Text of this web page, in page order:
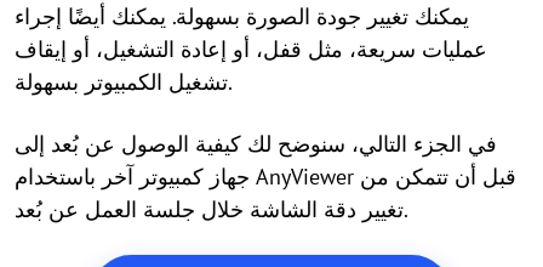
يمكنك تغيير جودة الصورة بسهولة. يمكنك أيضًا إجراء
عمليات سريعة، مثل قفل، أو إعادة التشغيل، أو إيقاف
تشغيل الكمبيوتر بسهولة.
في الجزء التالي، سنوضح لك كيفية الوصول عن بُعد إلى
جهاز كمبيوتر آخر باستخدام AnyViewer قبل أن تتمكن من
تغيير دقة الشاشة خلال جلسة العمل عن بُعد.